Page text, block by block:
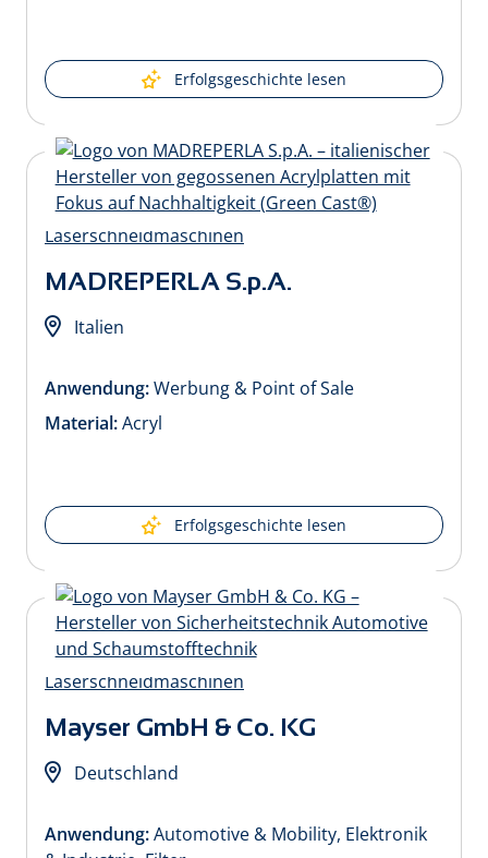
Erfolgsgeschichte lesen
MADREPERLA S.p.A.
Italien
Anwendung:Werbung & Point of Sale
Material:Acryl
Erfolgsgeschichte lesen
Mayser GmbH & Co. KG
Deutschland
Anwendung:Automotive & Mobility, Elektronik